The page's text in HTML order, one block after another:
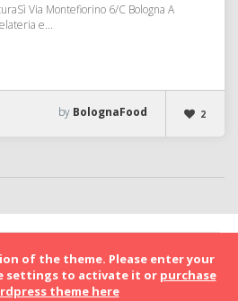
Via Montefiorino 6/C Bologna A
e...
2
by BolognaFood
of the theme. Please enter your
settings to activate it or purchase
theme here